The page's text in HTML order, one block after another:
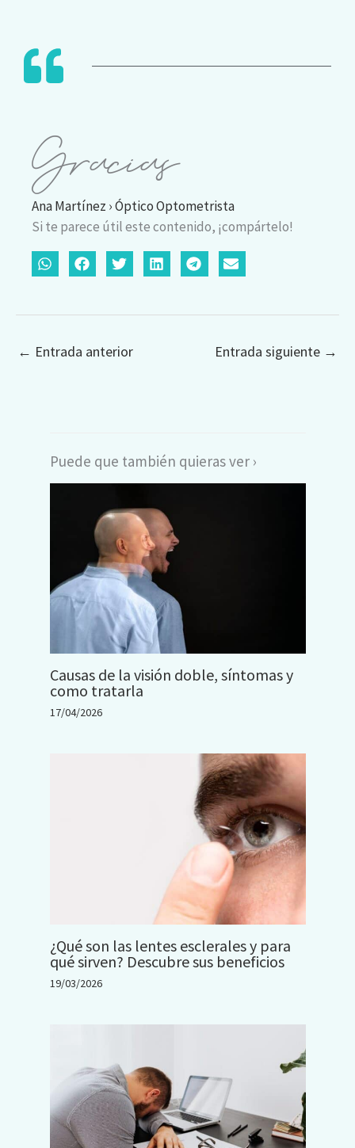
Gracias
Ana Martínez › Óptico Optometrista
Si te parece útil este contenido, ¡compártelo!
← Entrada anterior Entrada siguiente →
Puede que también quieras ver ›
Causas de la visión doble, síntomas y
como tratarla
17/04/2026
¿Qué son las lentes esclerales y para
qué sirven? Descubre sus beneficios
19/03/2026